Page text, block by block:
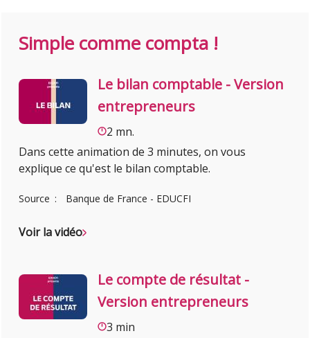
Simple comme compta !
Le bilan comptable - Version
entrepreneurs
2 mn.
Dans cette animation de 3 minutes, on vous
explique ce qu'est le bilan comptable.
Source Banque de France - EDUCFI
Voir la vidéo
Le compte de résultat -
Version entrepreneurs
3 min